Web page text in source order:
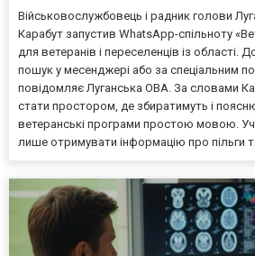
Військовослужбовець і радник голови
Карабут запустив WhatsApp-спільноту
для ветеранів і переселенців із області.
пошук у месенджері або за спеціальним
повідомляє Луганська ОВА. За словами
стати простором, де збиратимуть і
ветеранські програми простою мовою.
лише отримувати інформацію про пільги